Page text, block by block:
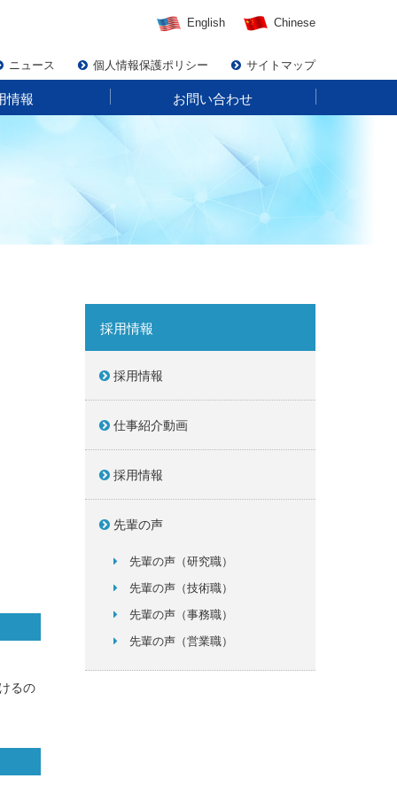
English Chinese
ニュース 個人情報保護ポリシー サイトマップ
情報 お問い合わせ
るの
採用情報
採用情報
仕事紹介動画
採用情報
先輩の声
先輩の声（研究職）
先輩の声（技術職）
先輩の声（事務職）
先輩の声（営業職）